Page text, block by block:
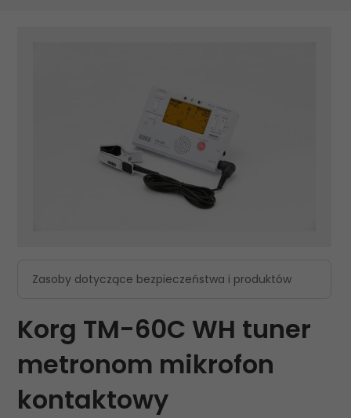
Zasoby dotyczące bezpieczeństwa i produktów
Korg TM-60C WH tuner
metronom mikrofon
kontaktowy